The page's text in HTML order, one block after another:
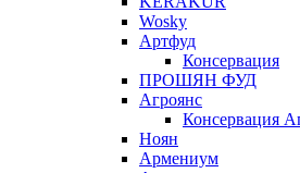
Wosky
Артфуд
Консервация
ПРОШЯН ФУД
Агроянс
Консервация
Ноян
Армениум